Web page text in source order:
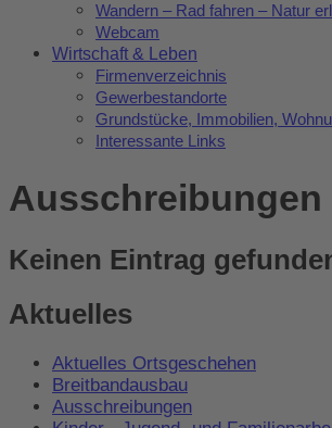
Wandern – Rad fahren – Natur
Webcam
Wirtschaft & Leben
Firmenverzeichnis
Gewerbestandorte
Grundstücke, Immobilien,
Interessante Links
Ausschreibungen
Keinen Eintrag
Aktuelles
Aktuelles Ortsgeschehen
Breitbandausbau
Ausschreibungen